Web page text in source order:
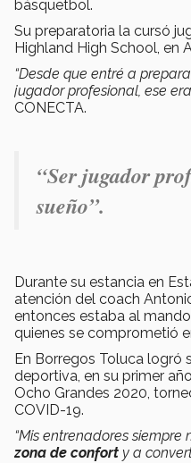
básquetbol.
Su preparatoria la cursó
Highland High School, en
“Desde que entré a
jugador profesional, ese era
CONECTA.
“Ser jugador
sueño”.
Durante su estancia en
atención del coach
entonces estaba al
quienes se comprometió
En Borregos Toluca logró
deportiva, en su primer
Ocho Grandes 2020,
COVID-19.
“Mis entrenadores
zona de confort y a